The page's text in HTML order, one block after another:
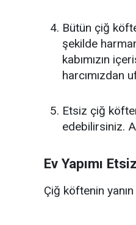
Bütün çiğ
şekilde
kabımızın
harcımızdan
Etsiz çiğ
edebilirsiniz.
Ev Yapımı
Çiğ köftenin